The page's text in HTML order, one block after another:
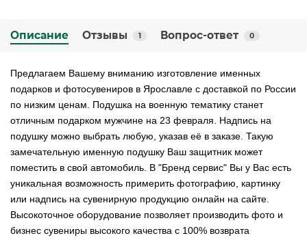
Описание Отзывы 1 Вопрос-ответ 0
Предлагаем Вашему вниманию изготовление именных
подарков и фотосувениров в Ярославле с доставкой по России
по низким ценам. Подушка на военную тематику станет
отличным подарком мужчине на 23 февраля. Надпись на
подушку можно выбрать любую, указав её в заказе. Такую
замечательную именную подушку Ваш защитник может
поместить в свой автомобиль. В "Бренд сервис" Вы у Вас есть
уникальная возможность примерить фотографию, картинку
или надпись на сувенирную продукцию онлайн на сайте.
Высокоточное оборудование позволяет производить фото и
бизнес сувениры высокого качества с 100% возврата